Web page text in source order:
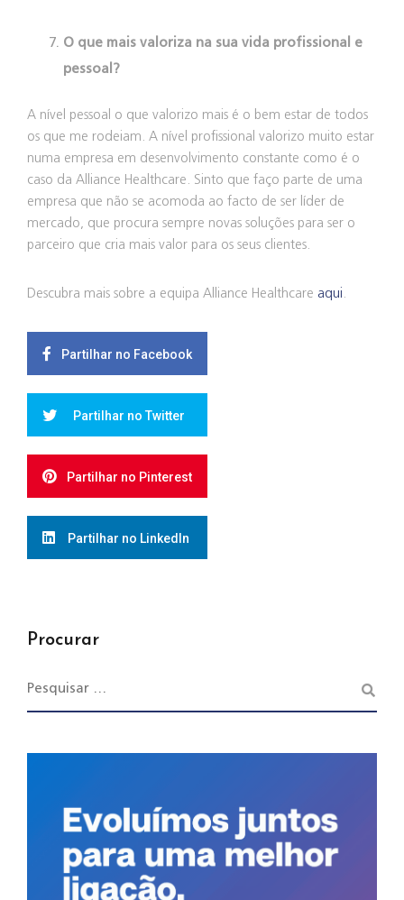
O que mais valoriza na sua vida profissional e
pessoal?
A nível pessoal o que valorizo mais é o bem estar de todos
os que me rodeiam. A nível profissional valorizo muito estar
numa empresa em desenvolvimento constante como é o
caso da Alliance Healthcare. Sinto que faço parte de uma
empresa que não se acomoda ao facto de ser líder de
mercado, que procura sempre novas soluções para ser o
parceiro que cria mais valor para os seus clientes.
Descubra mais sobre a equipa Alliance Healthcare aqui .
Partilhar no Facebook
Partilhar no Twitter
Partilhar no Pinterest
Partilhar no LinkedIn
Procurar